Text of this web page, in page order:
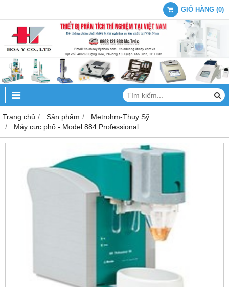
GIỎ HÀNG (0)
Trang chủ Sản phẩm
Metrohm-Thụy Sỹ
Máy cực phổ - Model 884 Professional